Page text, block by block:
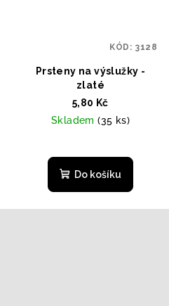
Prsteny na výslužky -
zlaté
5,80 Kč
Skladem(35 ks)
Do košíku
KÓD: 3128